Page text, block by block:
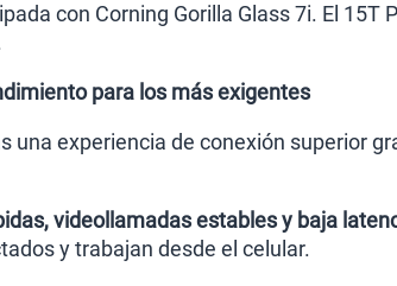
con Corning Gorilla Glass 7i. El
para los más exigentes
una experiencia de conexión superior
videollamadas estables y baja
y trabajan desde el celular.